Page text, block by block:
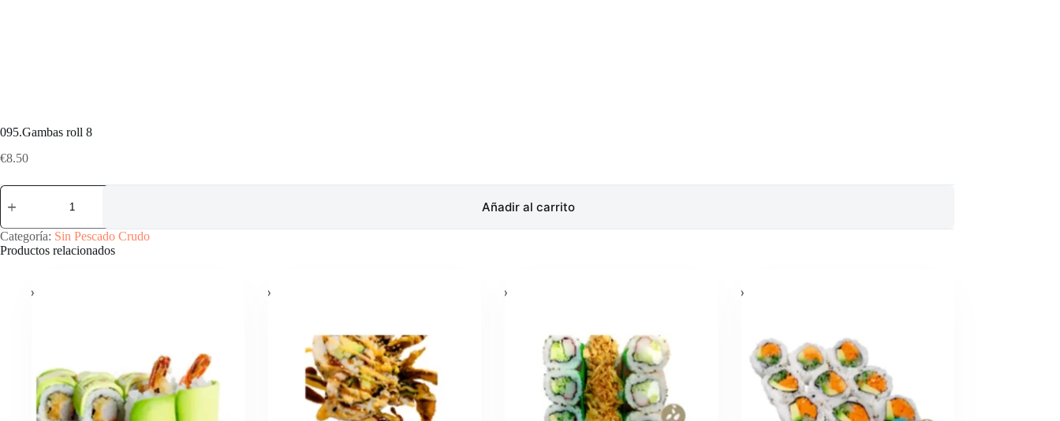
095.Gambas roll 8
€8.50
095.Gambas
roll
cantidad
Añadir al carrito
Categoría: Sin Pescado Crudo
Productos relacionados